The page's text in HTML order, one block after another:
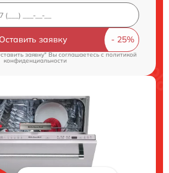
Оставить заявку
заявку" Вы соглашаетесь cполитикой
конфиденциальности